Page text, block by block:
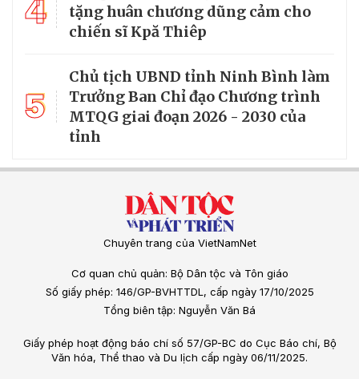
4
tặng huân chương dũng cảm cho
chiến sĩ Kpă Thiêp
5
Chủ tịch UBND tỉnh Ninh Bình làm
Trưởng Ban Chỉ đạo Chương trình
MTQG giai đoạn 2026 - 2030 của
tỉnh
Chuyên trang của VietNamNet
Cơ quan chủ quản: Bộ Dân tộc và Tôn giáo
Số giấy phép: 146/GP-BVHTTDL, cấp ngày 17/10/2025
Tổng biên tập: Nguyễn Văn Bá
Giấy phép hoạt động báo chí số 57/GP-BC do Cục Báo chí, Bộ
Văn hóa, Thể thao và Du lịch cấp ngày 06/11/2025.